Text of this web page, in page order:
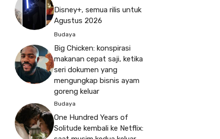
Disney+, semua rilis untuk
Agustus 2026
Budaya
Big Chicken: konspirasi
makanan cepat saji, ketika
seri dokumen yang
mengungkap bisnis ayam
goreng keluar
Budaya
One Hundred Years of
Solitude kembali ke Netflix: